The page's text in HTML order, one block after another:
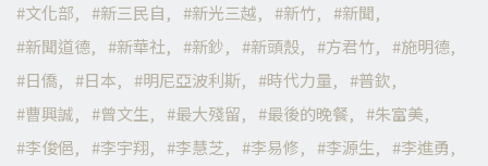
文化部
新三民自 新光三越 新竹
新聞
新聞道德
新華社 新鈔 新頭殼 方君竹
施明德
日僑
日本 明尼亞波利斯 時代力量
普欽
曹興誠
曾文生 最大殘留 最後的晚餐
朱富美
李俊俋
李宇翔 李慧芝 李易修 李源生 李進勇